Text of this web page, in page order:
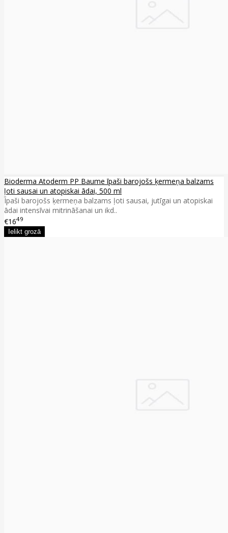
Bioderma Atoderm PP Baume īpaši barojošs ķermeņa balzams
ļoti sausai un atopiskai ādai, 500 ml
Īpaši barojošs ķermeņa balzams ļoti sausai, jutīgai un atopiskai
ādai intensīvai mitrināšanai un ikd..
€1649